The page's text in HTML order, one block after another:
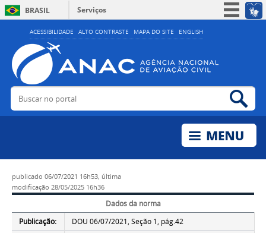
ACESSIBILIDADE ALTO CONTRASTE MAPA DO SITE ENGLISH
BRASIL
Serviços
Simplifique!
Acesso à informação
Legislação
Buscar no portal
publicado 06/07/2021 16h53, última
modificação 28/05/2025 16h36
Dados da norma
Publicação:
DOU 06/07/2021, Seção 1, pág.42